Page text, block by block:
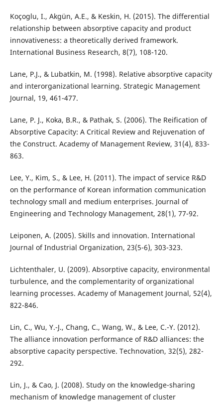
Koçoglu, I., Akgün, A.E., & Keskin, H. (2015). The differential
relationship between absorptive capacity and product
innovativeness: a theoretically derived framework.
International Business Research, 8(7), 108-120.
Lane, P.J., & Lubatkin, M. (1998). Relative absorptive capacity
and interorganizational learning. Strategic Management
Journal, 19, 461-477.
Lane, P. J., Koka, B.R., & Pathak, S. (2006). The Reification of
Absorptive Capacity: A Critical Review and Rejuvenation of
the Construct. Academy of Management Review, 31(4), 833-
863.
Lee, Y., Kim, S., & Lee, H. (2011). The impact of service R&D
on the performance of Korean information communication
technology small and medium enterprises. Journal of
Engineering and Technology Management, 28(1), 77-92.
Leiponen, A. (2005). Skills and innovation. International
Journal of Industrial Organization, 23(5-6), 303-323.
Lichtenthaler, U. (2009). Absorptive capacity, environmental
turbulence, and the complementarity of organizational
learning processes. Academy of Management Journal, 52(4),
822-846.
Lin, C., Wu, Y.-J., Chang, C., Wang, W., & Lee, C.-Y. (2012).
The alliance innovation performance of R&D alliances: the
absorptive capacity perspective. Technovation, 32(5), 282-
292.
Lin, J., & Cao, J. (2008). Study on the knowledge-sharing
mechanism of knowledge management of cluster